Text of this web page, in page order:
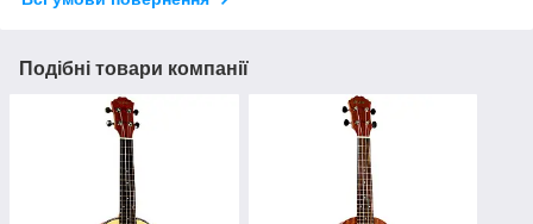
Подібні товари компанії